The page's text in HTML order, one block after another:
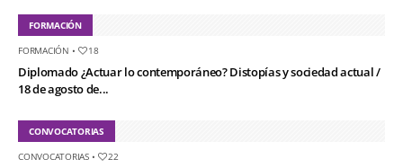
FORMACIÓN
FORMACIÓN • 18
Diplomado ¿Actuar lo contemporáneo? Distopías y sociedad actual /
18 de agosto de...
CONVOCATORIAS
CONVOCATORIAS• 22